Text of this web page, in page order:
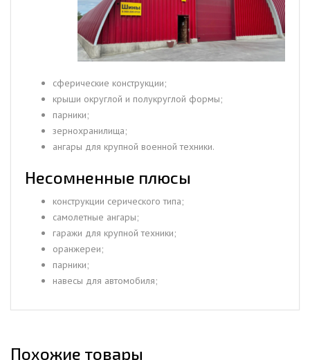
сферические конструкции;
крыши округлой и полукруглой формы;
парники;
зернохранилища;
ангары для крупной военной техники.
Несомненные плюсы
конструкции серического типа;
самолетные ангары;
гаражи для крупной техники;
оранжереи;
парники;
навесы для автомобиля;
Похожие товары